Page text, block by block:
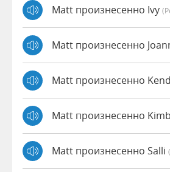
Matt произнесенно Ivy
Matt произнесенно
Matt произнесенно
Matt произнесенно
Matt произнесенно Salli